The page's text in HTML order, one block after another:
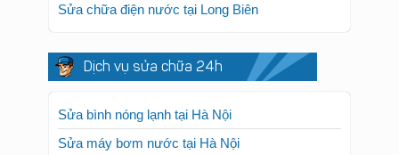
Sửa chữa điện nước tại Long Biên
Dịch vụ sửa chữa 24h
Sửa bình nóng lạnh tại Hà Nội
Sửa máy bơm nước tại Hà Nội